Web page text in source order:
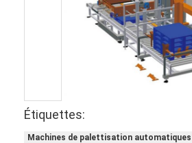
Étiquettes:
Machines de palettisation automatiques